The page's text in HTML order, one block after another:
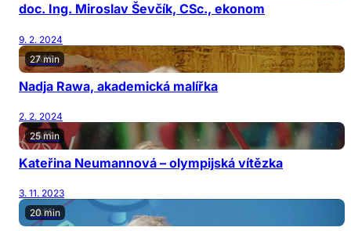
doc. Ing. Miroslav Ševčík, CSc., ekonom
9. 2. 2024
27 min
Nadja Rawa, akademická malířka
2. 2. 2024
25 min
Kateřina Neumannová – olympijská vítězka
3. 11. 2023
20 min